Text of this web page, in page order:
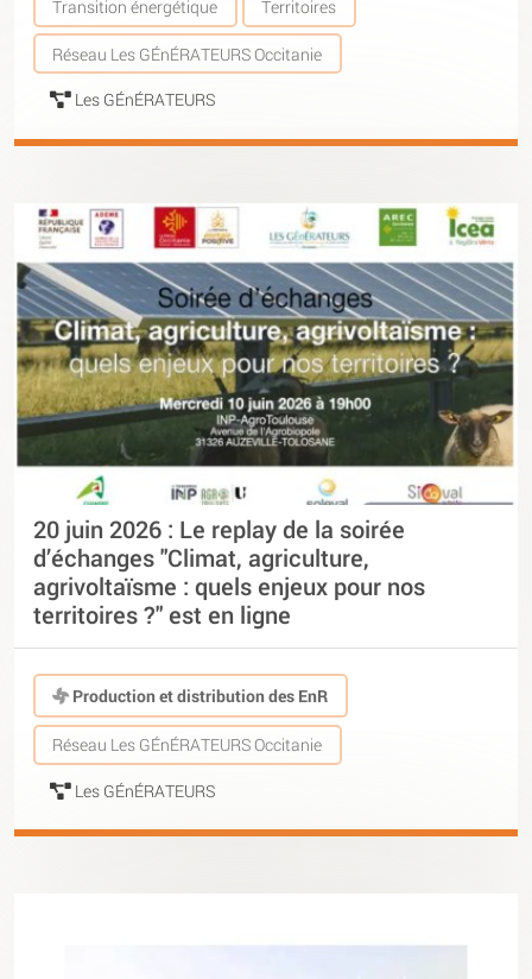
Transition énergétique Territoires
Réseau Les GÉnÉRATEURS Occitanie
Les GÉnÉRATEURS
20 juin 2026 : Le replay de la soirée
d’échanges "Climat, agriculture,
agrivoltaïsme : quels enjeux pour nos
territoires ?" est en ligne
Production et distribution des EnR
Réseau Les GÉnÉRATEURS Occitanie
Les GÉnÉRATEURS